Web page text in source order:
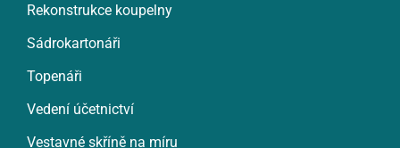
Rekonstrukce koupelny
Sádrokartonáři
Topenáři
Vedení účetnictví
Vestavné skříně na míru